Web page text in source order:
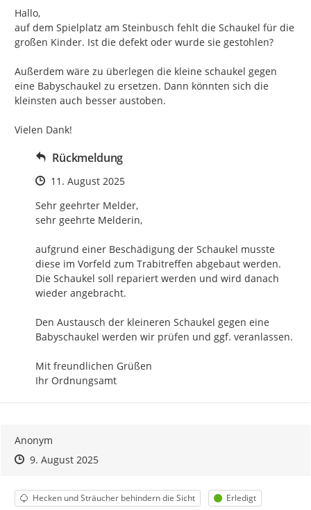
Hallo,
auf dem Spielplatz am Steinbusch fehlt die Schaukel für die
großen Kinder. Ist die defekt oder wurde sie gestohlen?
Außerdem wäre zu überlegen die kleine schaukel gegen
eine Babyschaukel zu ersetzen. Dann könnten sich die
kleinsten auch besser austoben.
Vielen Dank!
Rückmeldung
Zeitpunkt des Erstellens
11. August 2025
Sehr geehrter Melder,
sehr geehrte Melderin,
aufgrund einer Beschädigung der Schaukel musste
diese im Vorfeld zum Trabitreffen abgebaut werden.
Die Schaukel soll repariert werden und wird danach
wieder angebracht.
Den Austausch der kleineren Schaukel gegen eine
Babyschaukel werden wir prüfen und ggf. veranlassen.
Mit freundlichen Grüßen
Ihr Ordnungsamt
Anonym
Zeitpunkt des Erstellens
Zeitpunkt des Erstellens
9. August 2025Zur Äußerung
Kategorie
Hecken und Sträucher behindern die Sicht Status
Erledigt